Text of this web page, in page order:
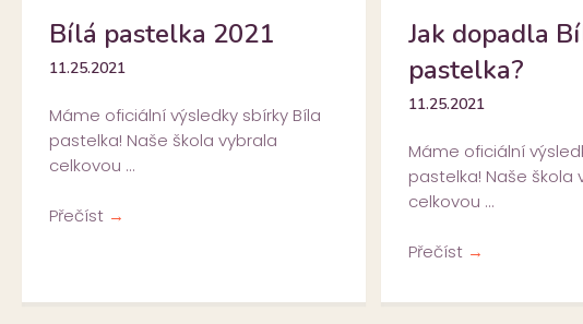
Bílá pastelka 2021
11.25.2021
Máme oficiální výsledky sbírky Bíla
pastelka! Naše škola vybrala
celkovou ...
Přečíst →
Jak dopadla
pastelka?
11.25.2021
Máme oficiální
pastelka! Naše škola
celkovou ...
Přečíst →